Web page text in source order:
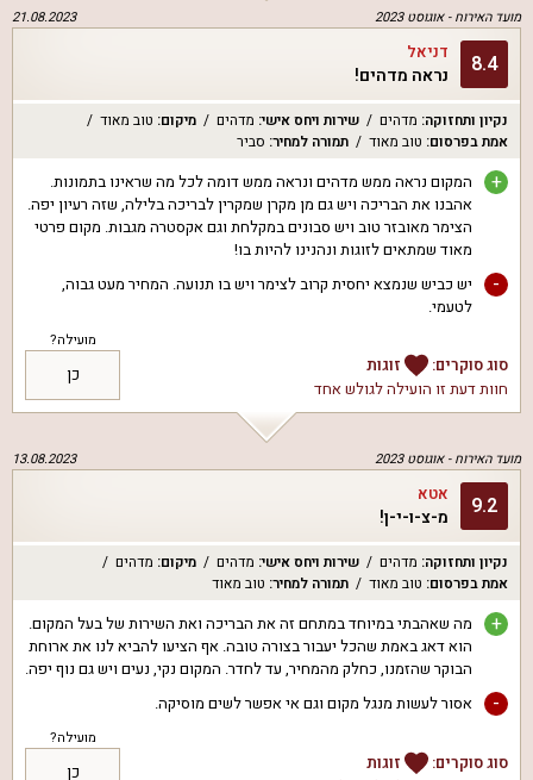
מועד האירוח -אוגוסט 2023 21.08.2023
8.4 דניאל
נראה מדהים!
נקיון ותחזוקה: מדהים שירות ויחס אישי: מדהים מיקום: טוב מאוד
אמת בפרסום: טוב מאוד תמורה למחיר: סביר
+
המקום נראה ממש מדהים ונראה ממש דומה לכל מה שראינו בתמונות.
אהבנו את הבריכה ויש גם מן מקרן שמקרין לבריכה בלילה, שזה רעיון יפה.
הצימר מאובזר טוב ויש סבונים במקלחת וגם אקסטרה מגבות. מקום פרטי
מאוד שמתאים לזוגות ונהנינו להיות בו!
-
יש כביש שנמצא יחסית קרוב לצימר ויש בו תנועה. המחיר מעט גבוה,
לטעמי.
סוג סוקרים:
זוגות
חוות דעת זו הועילה לגולש אחד
מועילה?
כן
מועד האירוח -אוגוסט 2023 13.08.2023
9.2 אטא
מ-צ-ו-י-ן!
נקיון ותחזוקה: מדהים שירות ויחס אישי: מדהים מיקום: מדהים
אמת בפרסום: טוב מאוד תמורה למחיר: טוב מאוד
+
מה שאהבתי במיוחד במתחם זה את הבריכה ואת השירות של בעל המקום.
הוא דאג באמת שהכל יעבור בצורה טובה. אף הציעו להביא לנו את ארוחת
הבוקר שהזמנו, כחלק מהמחיר, עד לחדר. המקום נקי, נעים ויש גם נוף יפה.
- אסור לעשות מנגל מקום וגם אי אפשר לשים מוסיקה.
סוג סוקרים:
זוגות
מועילה?
כן